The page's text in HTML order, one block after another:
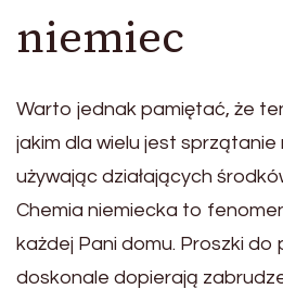
niemiec
Warto jednak pamiętać, że
jakim dla wielu jest sprzątanie
używając działających
Chemia niemiecka to
każdej Pani domu. Proszki do
doskonale dopierają